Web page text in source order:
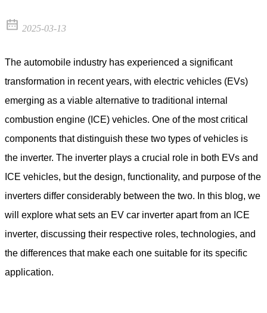
2025-03-13
The automobile industry has experienced a significant
transformation in recent years, with electric vehicles (EVs)
emerging as a viable alternative to traditional internal
combustion engine (ICE) vehicles. One of the most critical
components that distinguish these two types of vehicles is
the inverter. The inverter plays a crucial role in both EVs and
ICE vehicles, but the design, functionality, and purpose of the
inverters differ considerably between the two. In this blog, we
will explore what sets an EV car inverter apart from an ICE
inverter, discussing their respective roles, technologies, and
the differences that make each one suitable for its specific
application.